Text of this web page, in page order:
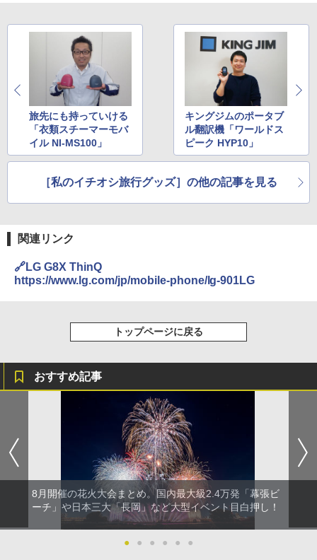
防水 UVカット 4段階高さ調整 軽量 収納袋付
熊撃退スプレー 熊よけスプレー 熊スプレー
【日本企業販売】超強力クマ対策スプレー 30
0ml（連続噴射30秒）110ml（連続噴射15
秒）射程5～10m 安全ロック搭載 携帯収納袋
付き ヒグマ・イノシシ対策 自治体・教育機
防災用品 長期保存可能 緊急時用 日本国内発
コンパクト iimono117 (ブルー)
旅先にも持っていける
「衣類スチーマーモバ
イル NI-MS100」
キングジムのポータブ
ル翻訳機「ワールドス
ピーク HYP10」
［私のイチオシ旅行グッズ］の他の記事を見る
関連リンク
🔗LG G8X ThinQ
https://www.lg.com/jp/mobile-phone/lg-901LG
トップページに戻る
おすすめ記事
8月開催の花火大会まとめ。国内最大級2.4万発「幕張ビ
ーチ」や日本三大「長岡」など大型イベント目白押し！
● ● ● ● ● ●